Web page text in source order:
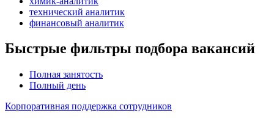
технический аналитик
финансовый аналитик
Быстрые фильтры подбора вакансий
Полная занятость
Полный день
Корпоративная поддержка сотрудников